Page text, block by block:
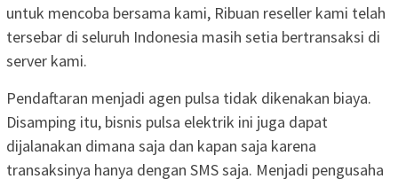
untuk mencoba bersama kami, Ribuan reseller kami telah
tersebar di seluruh Indonesia masih setia bertransaksi di
server kami.
Pendaftaran menjadi agen pulsa tidak dikenakan biaya.
Disamping itu, bisnis pulsa elektrik ini juga dapat
dijalanakan dimana saja dan kapan saja karena
transaksinya hanya dengan SMS saja. Menjadi pengusaha